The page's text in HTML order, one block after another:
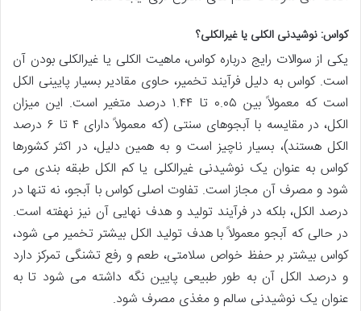
کواس: نوشیدنی الکلی یا غیرالکلی؟
یکی از سوالات رایج درباره کواس، ماهیت الکلی یا غیرالکلی بودن آن
است. کواس به دلیل فرآیند تخمیر، حاوی مقادیر بسیار پایینی الکل
است که معمولاً بین ۰.۰۵ تا ۱.۴۴ درصد متغیر است. این میزان
الکل، در مقایسه با آبجوهای سنتی (که معمولاً دارای ۴ تا ۶ درصد
الکل هستند)، بسیار ناچیز است و به همین دلیل، در اکثر کشورها
کواس به عنوان یک نوشیدنی غیرالکلی یا کم الکل طبقه بندی می
شود و مصرف آن مجاز است. تفاوت اصلی کواس با آبجو، نه تنها در
درصد الکل، بلکه در فرآیند تولید و هدف نهایی آن نیز نهفته است.
در حالی که آبجو معمولاً با هدف تولید الکل بیشتر تخمیر می شود،
کواس بیشتر بر حفظ خواص سلامتی، طعم و رفع تشنگی تمرکز دارد
و درصد الکل آن به طور طبیعی پایین نگه داشته می شود تا به
عنوان یک نوشیدنی سالم و مغذی مصرف شود.